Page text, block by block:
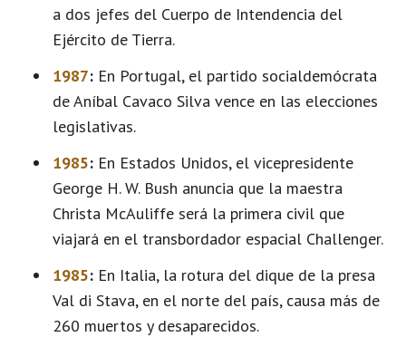
a dos jefes del Cuerpo de Intendencia del
Ejército de Tierra.
1987: En Portugal, el partido socialdemócrata
de Aníbal Cavaco Silva vence en las elecciones
legislativas.
1985: En Estados Unidos, el vicepresidente
George H. W. Bush anuncia que la maestra
Christa McAuliffe será la primera civil que
viajará en el transbordador espacial Challenger.
1985: En Italia, la rotura del dique de la presa
Val di Stava, en el norte del país, causa más de
260 muertos y desaparecidos.